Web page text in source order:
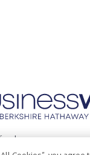
Inc.